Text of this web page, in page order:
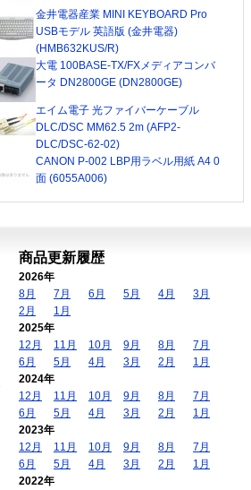
金井電器産業 MINI KEYBOARD Pro
USBモデル 英語版 (金井電器)
(HMB632KUS/R)
大電 100BASE-TX/FXメディアコンバ
ータ DN2800GE (DN2800GE)
エイム電子 光ファイバーケーブル
DLC/DSC MM62.5 2m (AFP2-
DLC/DSC-62-02)
CANON P-002 LBP用ラベル用紙 A4 0
面 (6055A006)
商品更新履歴
2026年
8月
7月 6月 5月 4月
3月
2月
1月
2025年
12月
11月 10月 9月 8月
7月
6月
5月 4月 3月 2月
1月
2024年
12月
11月 10月 9月 8月
7月
6月
5月 4月 3月 2月
1月
2023年
12月
11月 10月 9月 8月
7月
6月
5月 4月 3月 2月
1月
2022年